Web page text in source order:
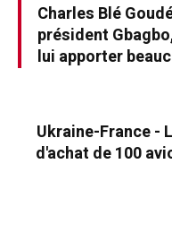
Charles Blé
président
lui apporter
Ukraine-France -
d'achat de 100